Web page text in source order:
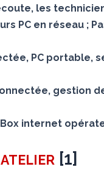
les
PC en réseau ;
PC portable,
gestion
Box internet
ATELIER [1]